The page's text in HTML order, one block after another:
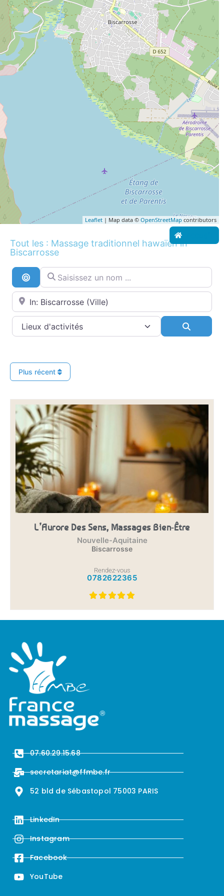
Leaflet | Map data © OpenStreetMapcontributors
Tout les : Massage traditionnel hawaïen in
Biscarrosse
Recherche par distance
Saisissez un nom ...
Proche de...
Plus récent
L’Aurore Des Sens, Massages Bien-Être
Nouvelle-Aquitaine
Biscarrosse
Rendez-vous
0782622365
07.60.29.15.68
secretariat@ffmbe.fr
52 bld de Sébastopol 75003 PARIS
LinkedIn
Instagram
Facebook
YouTube